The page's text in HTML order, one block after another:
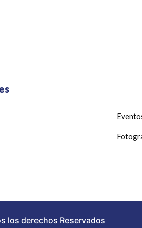
los derechos Reservados